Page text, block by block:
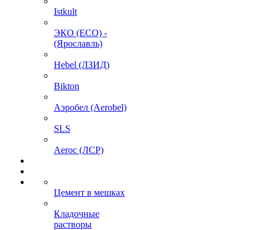
Istkult
ЭКО (ECO) -
(Ярославль)
Hebel (ЛЗИД)
Bikton
Аэробел (Aerobel)
SLS
Aeroc (ЛСР)
Цемент в мешках
Кладочные
растворы